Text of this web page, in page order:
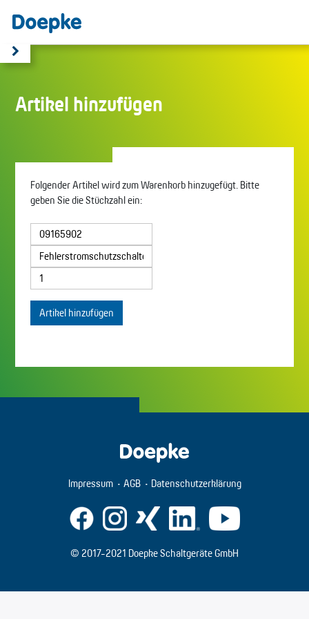
Artikel hinzufügen
Folgender Artikel wird zum Warenkorb hinzugefügt. Bitte
geben Sie die Stückzahl ein:
Artikel hinzufügen
Impressum AGB Datenschutzerklärung
© 2017-2021 Doepke Schaltgeräte GmbH